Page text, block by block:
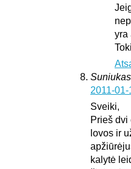
yra
2011-
Sveiki,
Prieš
lovos ir
kalytė